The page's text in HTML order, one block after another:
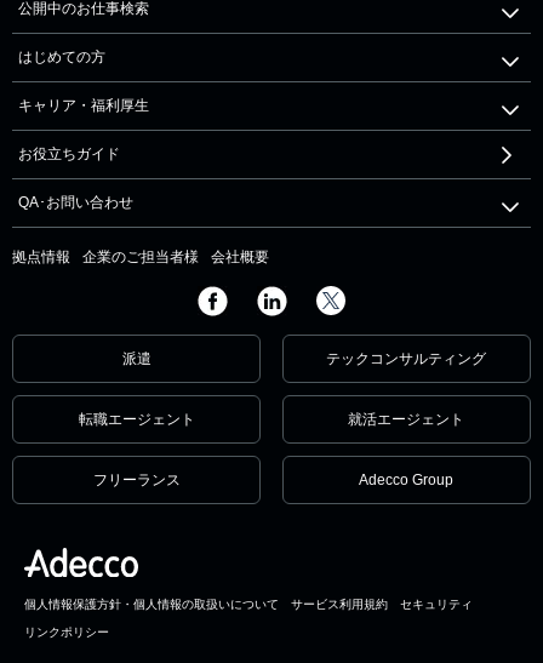
公開中のお仕事検索
はじめての方
キャリア・福利厚生
お役立ちガイド
QA･お問い合わせ
拠点情報 企業のご担当者様 会社概要
派遣 テックコンサルティング
転職エージェント 就活エージェント
フリーランス Adecco Group
個人情報保護方針・個人情報の取扱いについて サービス利用規約 セキュリティ
リンクポリシー